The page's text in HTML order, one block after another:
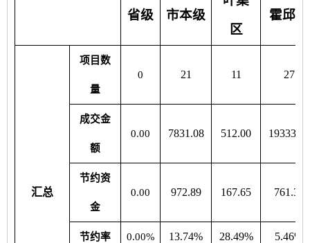
省级 市本级
区
霍邱县
汇总
项目数
量
0 21 11 27
成交金
额
0.00 7831.08 512.00 19333.94
节约资
金
0.00 972.89 167.65 761.37
节约率 0.00% 13.74% 28.49% 5.46%